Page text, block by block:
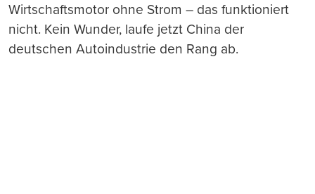
Wirtschaftsmotor ohne Strom – das funktioniert
nicht. Kein Wunder, laufe jetzt China der
deutschen Autoindustrie den Rang ab.